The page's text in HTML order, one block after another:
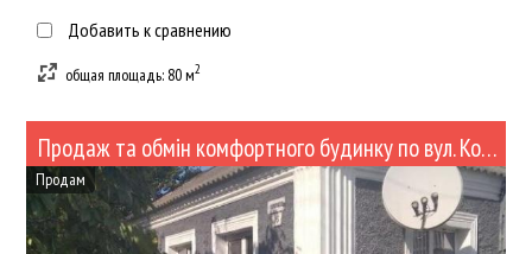
Добавить к сравнению
общая площадь: 80 м2
Продаж та обмін комфортного будинку по вул. Космонавтів (№405-57)
Продам